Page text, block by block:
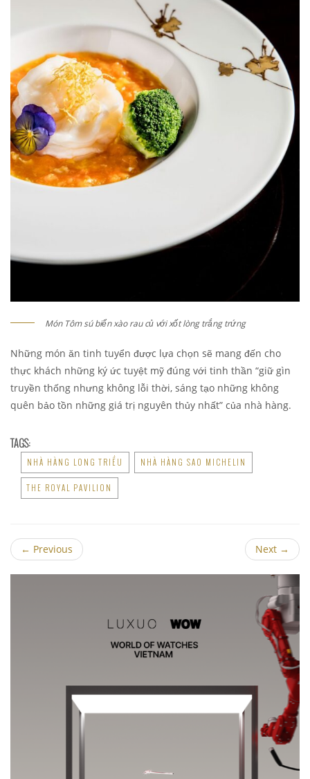
Món Tôm sú biển xào rau củ với xốt lòng trắng trứng
Những món ăn tinh tuyển được lựa chọn sẽ mang đến cho
thực khách những ký ức tuyệt mỹ đúng với tinh thần “giữ gìn
truyền thống nhưng không lỗi thời, sáng tạo những không
quên bảo tồn những giá trị nguyên thủy nhất” của nhà hàng.
TAGS:
NHÀ HÀNG LONG TRIỀU NHÀ HÀNG SAO MICHELIN
THE ROYAL PAVILION
← Previous Next →